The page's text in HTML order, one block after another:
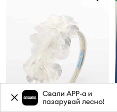
Свали APP-a и
пазарувай лесно!